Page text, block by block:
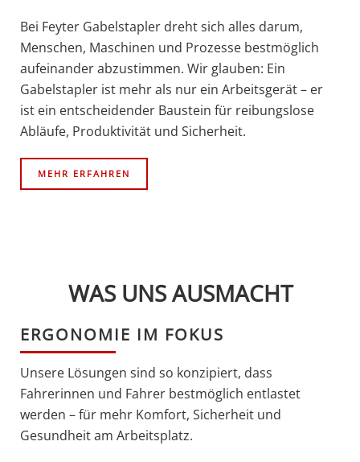
Bei Feyter Gabelstapler dreht sich alles darum,
Menschen, Maschinen und Prozesse bestmöglich
aufeinander abzustimmen. Wir glauben: Ein
Gabelstapler ist mehr als nur ein Arbeitsgerät – er
ist ein entscheidender Baustein für reibungslose
Abläufe, Produktivität und Sicherheit.
MEHR ERFAHREN
WAS UNS AUSMACHT
ERGONOMIE IM FOKUS
Unsere Lösungen sind so konzipiert, dass
Fahrerinnen und Fahrer bestmöglich entlastet
werden – für mehr Komfort, Sicherheit und
Gesundheit am Arbeitsplatz.